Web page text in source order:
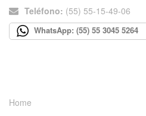
Teléfono: (55) 55-15-49-06
WhatsApp: (55) 55 3045 5264
Home